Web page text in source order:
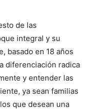
de las
integral y su
basado en 18 años
diferenciación radica
y entender las
ya sean familias
que desean una